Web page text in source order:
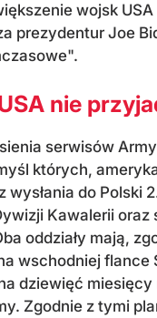
wojsk
prezydentur Joe
nie
serwisów
których,
wysłania do Polski
Kawalerii oraz
oddziały mają,
wschodniej flance
dziewięć miesięcy
Zgodnie z tymi